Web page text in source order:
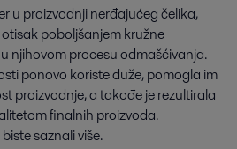
u proizvodnji nerđajućeg čelika,
poboljšanjem kružne
njihovom procesu odmašćivanja.
ponovo koriste duže, pomogla im
proizvodnje, a takođe je rezultirala
finalnih proizvoda.
saznali više.